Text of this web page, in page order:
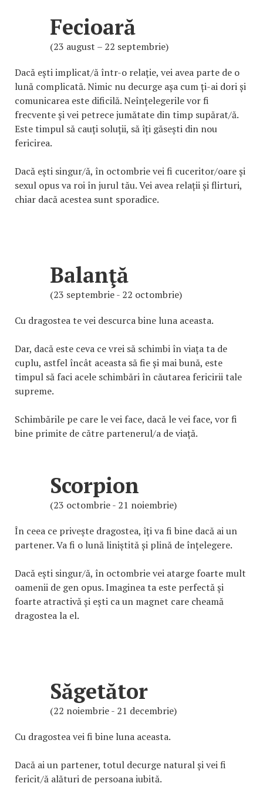
Fecioară
(23 august – 22 septembrie)
Dacă ești implicat/ă într-o relație, vei avea parte de o
lună complicată. Nimic nu decurge așa cum ți-ai dori și
comunicarea este dificilă. Neînțelegerile vor fi
frecvente și vei petrece jumătate din timp supărat/ă.
Este timpul să cauți soluții, să îți găsești din nou
fericirea.
Dacă ești singur/ă, în octombrie vei fi cuceritor/oare și
sexul opus va roi în jurul tău. Vei avea relații și flirturi,
chiar dacă acestea sunt sporadice.
Balanţă
(23 septembrie - 22 octombrie)
Cu dragostea te vei descurca bine luna aceasta.
Dar, dacă este ceva ce vrei să schimbi în viața ta de
cuplu, astfel încât aceasta să fie și mai bună, este
timpul să faci acele schimbări în căutarea fericirii tale
supreme.
Schimbările pe care le vei face, dacă le vei face, vor fi
bine primite de către partenerul/a de viață.
Scorpion
(23 octombrie - 21 noiembrie)
În ceea ce privește dragostea, îți va fi bine dacă ai un
partener. Va fi o lună liniștită și plină de înțelegere.
Dacă ești singur/ă, în octombrie vei atarge foarte mult
oamenii de gen opus. Imaginea ta este perfectă și
foarte atractivă și ești ca un magnet care cheamă
dragostea la el.
Săgetător
(22 noiembrie - 21 decembrie)
Cu dragostea vei fi bine luna aceasta.
Dacă ai un partener, totul decurge natural și vei fi
fericit/ă alături de persoana iubită.